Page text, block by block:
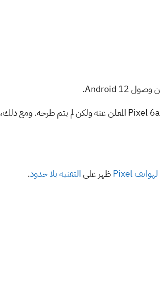
يتوفر الإصدار التجريبي الثالث من Android 13 على سلسلة Pixel 4 حتى Pixel 6، باستثناء Pixel 6a المعلن عنه ولكن لم يتم طرحه. ومع ذلك،
ظهر علىالتقنية بلا حدود.